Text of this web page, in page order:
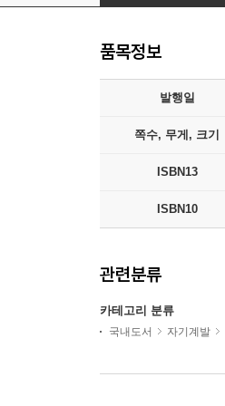
품목정보
발행일
쪽수, 무게, 크기
ISBN13
ISBN10
관련분류
카테고리 분류
국내도서 자기계발